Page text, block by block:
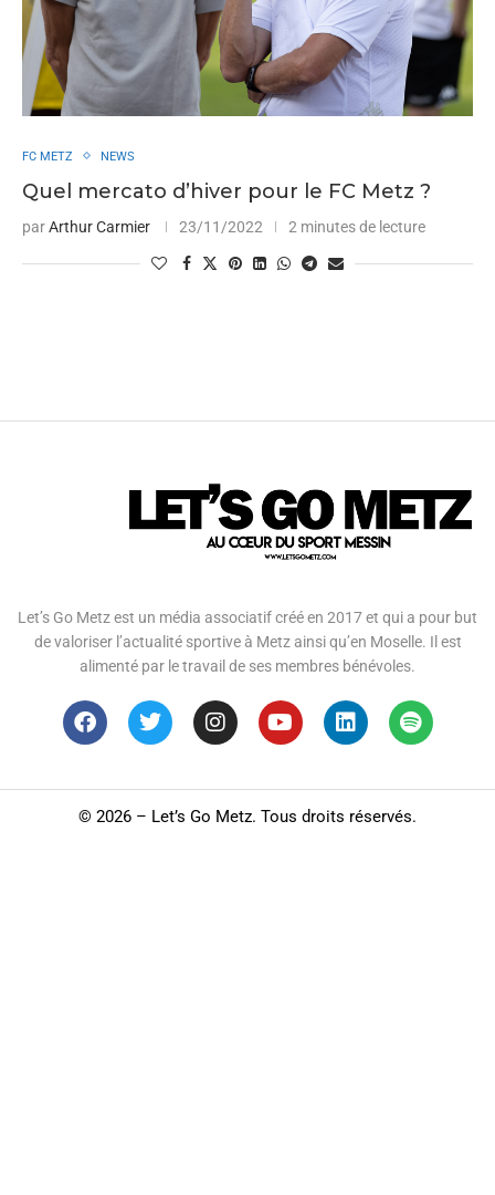
FC METZ NEWS
Quel mercato d’hiver pour le FC Metz ?
parArthur Carmier 23/11/2022 2 minutes de lecture
Let’s Go Metz est un média associatif créé en 2017 et qui a pour but
de valoriser l’actualité sportive à Metz ainsi qu’en Moselle. Il est
alimenté par le travail de ses membres bénévoles.
© 2026 – Let’s Go Metz. Tous droits réservés.